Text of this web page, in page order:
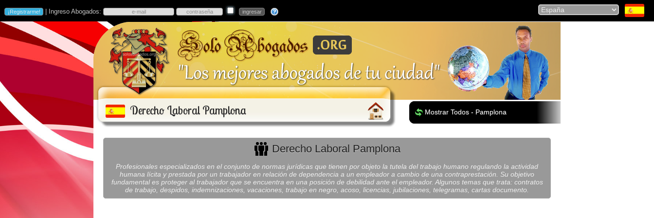
| Ingreso Abogados:
Derecho Laboral Pamplona Mostrar Todos - Pamplona
Derecho Laboral Pamplona
Profesionales especializados en el conjunto de normas jurídicas que tienen por objeto la tutela del trabajo humano regulando la actividad
humana lícita y prestada por un trabajador en relación de dependencia a un empleador a cambio de una contraprestación. Su objetivo
fundamental es proteger al trabajador que se encuentra en una posición de debilidad ante el empleador. Algunos temas que trata: contratos
de trabajo, despidos, indemnizaciones, vacaciones, trabajo en negro, acoso, licencias, jubilaciones, telegramas, cartas documento.